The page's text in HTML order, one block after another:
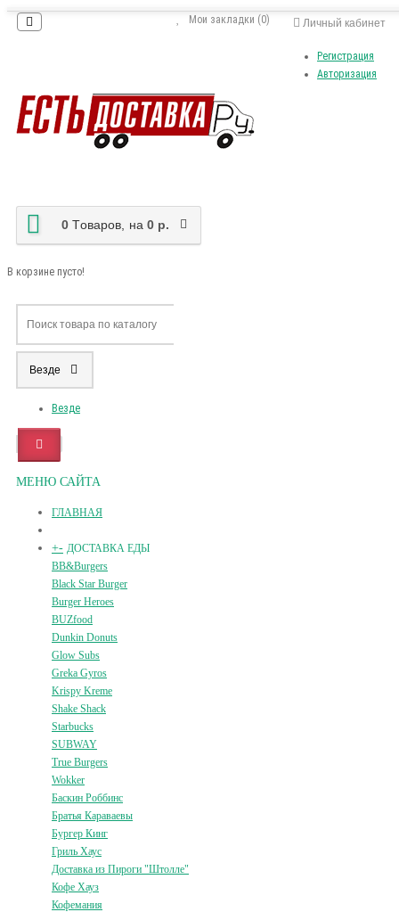
Личный кабинет
Регистрация
Авторизация
Мои закладки (0)
0 Tоваров, на 0 р.
В корзине пусто!
Везде
Везде
МЕНЮ САЙТА
ГЛАВНАЯ
+- ДОСТАВКА ЕДЫ
BB&Burgers
Black Star Burger
Burger Heroes
BUZfood
Dunkin Donuts
Glow Subs
Greka Gyros
Krispy Kreme
Shake Shack
Starbucks
SUBWAY
True Burgers
Wokker
Баскин Роббинс
Братья Караваевы
Бургер Кинг
Гриль Хаус
Доставка из Пироги "Штолле"
Кофе Хауз
Кофемания